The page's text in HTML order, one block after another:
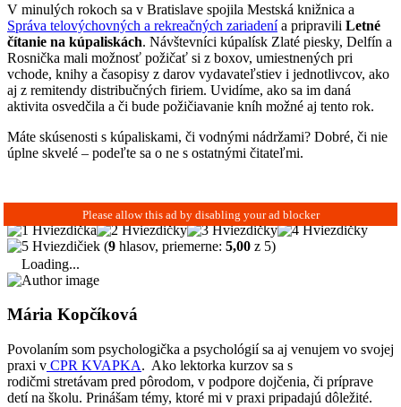
V minulých rokoch sa v Bratislave spojila Mestská knižnica a
Správa telovýchovných a rekreačných zariadenía pripravili Letné
čítanie na kúpaliskách. Návštevníci kúpalísk Zlaté piesky, Delfín a
Rosnička mali možnosť požičať si z boxov, umiestnených pri
vchode, knihy a časopisy z darov vydavateľstiev i jednotlivcov, ako
aj z remitendy distribučných firiem. Uvidíme, ako sa im daná
aktivita osvedčila a či bude požičiavanie kníh možné aj tento rok.
Máte skúsenosti s kúpaliskami, či vodnými nádržami? Dobré, či nie
úplne skvelé – podeľte sa o ne s ostatnými čitateľmi.
(9 hlasov, priemerne: 5,00 z 5)
Loading...
Mária Kopčíková
Povolaním som psychologička a psychológií sa aj venujem vo svojej
praxi v CPR KVAPKA. Ako lektorka kurzov sa s
rodičmi stretávam pred pôrodom, v podpore dojčenia, či príprave
detí na školu. Prinášam témy, ktoré mi v praxi pripadajú dôležité.